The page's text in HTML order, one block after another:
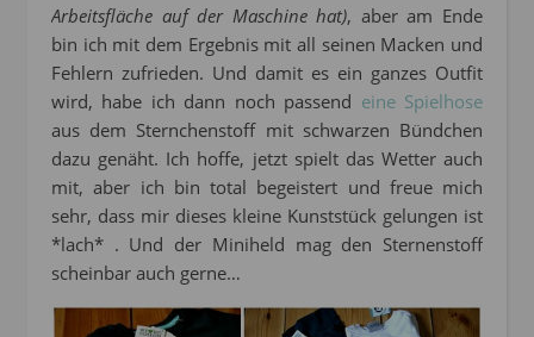
Arbeitsfläche auf der Maschine hat), aber am Ende
bin ich mit dem Ergebnis mit all seinen Macken und
Fehlern zufrieden. Und damit es ein ganzes Outfit
wird, habe ich dann noch passend eine Spielhose
aus dem Sternchenstoff mit schwarzen Bündchen
dazu genäht. Ich hoffe, jetzt spielt das Wetter auch
mit, aber ich bin total begeistert und freue mich
sehr, dass mir dieses kleine Kunststück gelungen ist
*lach* . Und der Miniheld mag den Sternenstoff
scheinbar auch gerne…